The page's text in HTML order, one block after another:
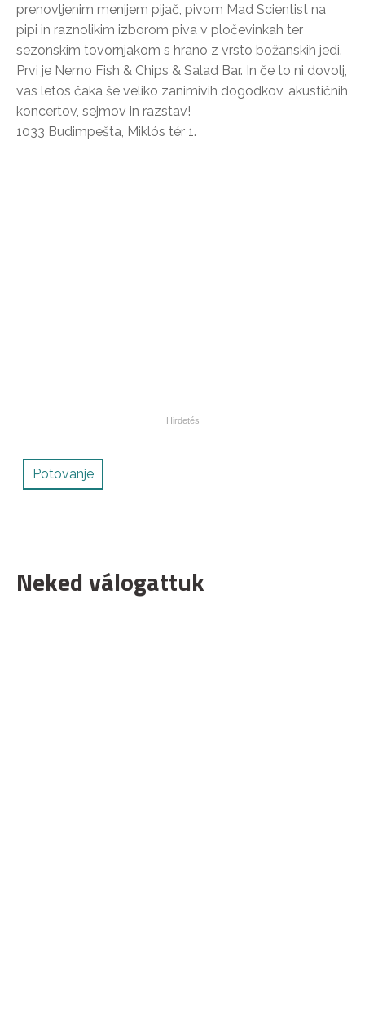
prenovljenim menijem pijač, pivom Mad Scientist na
pipi in raznolikim izborom piva v pločevinkah ter
sezonskim tovornjakom s hrano z vrsto božanskih jedi.
Prvi je Nemo Fish & Chips & Salad Bar. In če to ni dovolj,
vas letos čaka še veliko zanimivih dogodkov, akustičnih
koncertov, sejmov in razstav!
1033 Budimpešta, Miklós tér 1.
Potovanje
Neked válogattuk